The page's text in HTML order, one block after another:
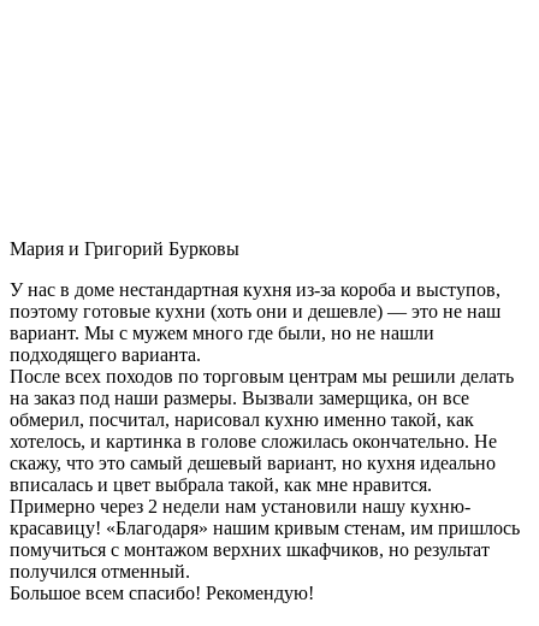
Мария и Григорий Бурковы
У нас в доме нестандартная кухня из-за короба и выступов,
поэтому готовые кухни (хоть они и дешевле) — это не наш
вариант. Мы с мужем много где были, но не нашли
подходящего варианта.
После всех походов по торговым центрам мы решили делать
на заказ под наши размеры. Вызвали замерщика, он все
обмерил, посчитал, нарисовал кухню именно такой, как
хотелось, и картинка в голове сложилась окончательно. Не
скажу, что это самый дешевый вариант, но кухня идеально
вписалась и цвет выбрала такой, как мне нравится.
Примерно через 2 недели нам установили нашу кухню-
красавицу! «Благодаря» нашим кривым стенам, им пришлось
помучиться с монтажом верхних шкафчиков, но результат
получился отменный.
Большое всем спасибо! Рекомендую!